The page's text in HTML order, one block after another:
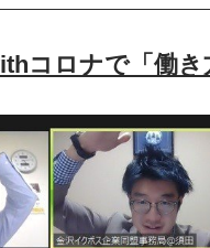
コロナで「働